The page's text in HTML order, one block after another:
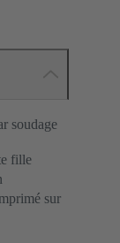
soudage
fille
sur